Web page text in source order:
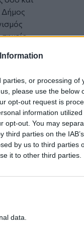
or processing of
please use the below
opt-out request is
information
opt-out. You may
parties on the
by us to third parties
it to other third parties.
data.
Δήμος
σημείο
είναι
και
στο
Δήμου.
ο Δήμος
της με
είναι